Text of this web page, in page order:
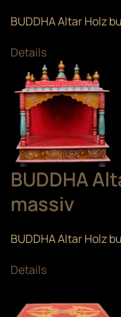
BUDDHA Altar Holz
Details
BUDDHA
massiv
BUDDHA Altar Holz
Details